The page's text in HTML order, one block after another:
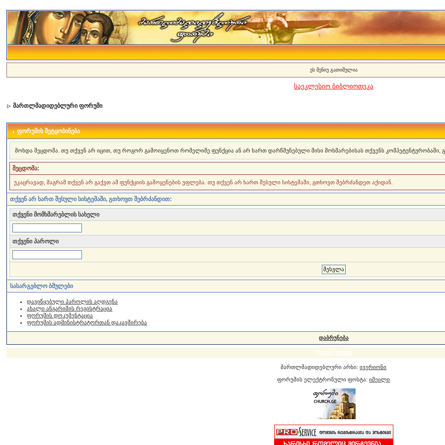
ეს მენიუ გათიშულია
საეკლესიო ბიბლიოთეკა
მართლმადიდებლური ფორუმი
ფორუმის შეტყობინება
მოხდა შეცდომა. თუ თქვენ არ იცით, თუ როგორ გამოიყენოთ რომელიმე ფუნქცია ან არ ხართ დარწმუნებული მისი მოხმარებისას თქვენს
შეცდომა:
უკაცრავად, მაგრამ თქვენ არ გაქვთ ამ ფუნქციის გამოყენების უფლება. თუ თქვენ არ ხართ შესული სისტემაში, გთხოვთ შებრძანდეთ აქიდან.
თქვენ არ ხართ შესული სისტემაში, გთხოვთ შებრძანდით:
თქვენი მომხმარებლის სახელი
თქვენი პაროლი
სასარგებლო ბმულები
დავიწყებული პაროლის აღდგენა
ახალი ანგარიშის რეგისტრაცია
ფორუმის დოკუმენტაცია
ფორუმის ადმინისტრატორთან დაკავშირება
დაბრუნება
მსუბუქი ვერსია
მართლმადიდებლური არხი:ივერიონი
ფორუმის ელექტრონული ფოსტა:იმეილი